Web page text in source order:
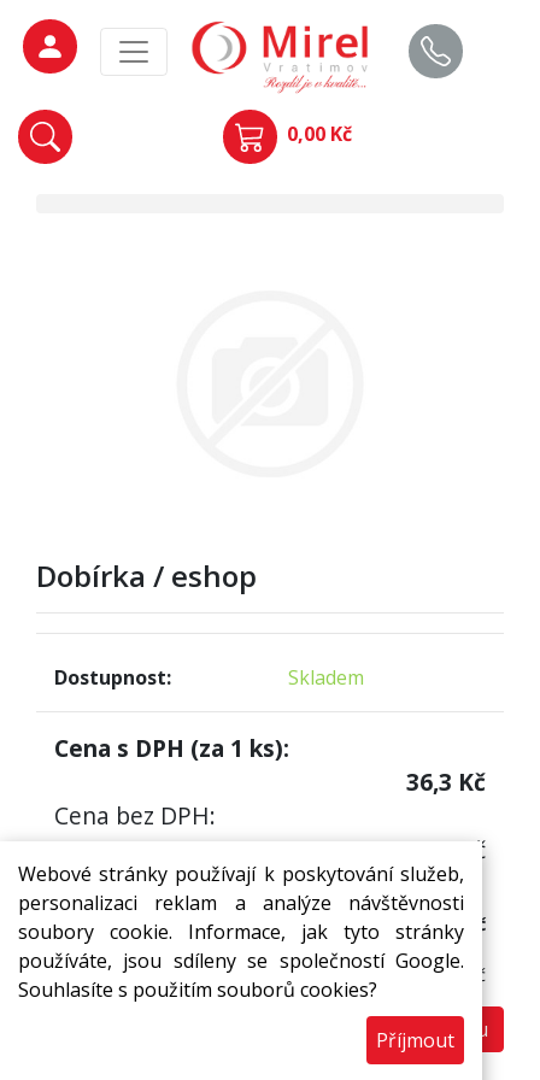
Webové stránky používají k poskytování služeb,
personalizaci reklam a analýze návštěvnosti
soubory cookie. Informace, jak tyto stránky
používáte, jsou sdíleny se společností Google.
Souhlasíte s použitím souborů cookies?
Příjmout
0,00 Kč
Dobírka / eshop
Dostupnost: Skladem
Cena s DPH (za 1 ks):
36,3 Kč
Cena bez DPH:
Kč
Cena s DPH (za 1 ks)
36,3 Kč
Cena bez DPH:
30,00 Kč
Do košíku